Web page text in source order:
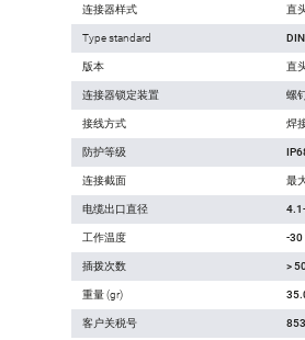
连接器样式 直
Type standard
版本 直
连接器锁定装置 螺
接线方式 焊
防护等级
连接截面 最
电缆出口直径
工作温度 -30
插拨次数 >
重量 (gr)
客户关税号